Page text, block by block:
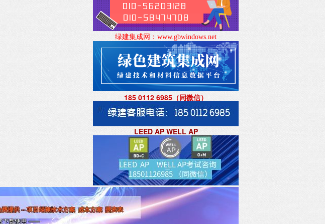
绿建集成网： www.gbwindows.net
185 0112 6985（同微信）
LEED AP WELL AP